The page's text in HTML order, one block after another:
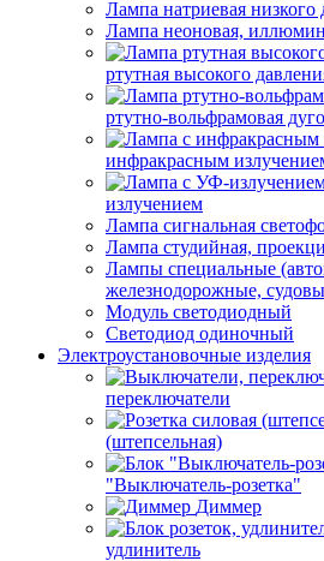
Лампа натриевая низкого
Лампа неоновая,
ртутная высокого
ртутно-вольфрамовая
инфракрасным
излучением
Лампа сигнальная
Лампа студийная,
Лампы специальные
железнодорожные,
Модуль светодиодный
Светодиод одиночный
Электроустановочные изделия
переключатели
(штепсельная)
"Выключатель-розетка"
Диммер
удлинитель